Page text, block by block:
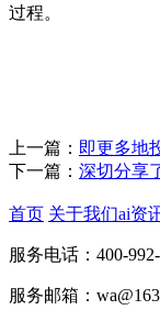
过程。
上一篇： 即更多地
下一篇： 深切分享
首页 关于我们ai资
服务电话：400-992-
服务邮箱：